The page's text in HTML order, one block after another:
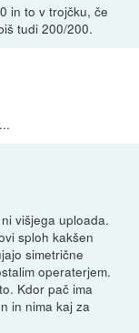
in to v trojčku, če
tudi 200/200.
višjega uploada.
sploh kakšen
simetrične
operaterjem.
Kdor pač ima
in nima kaj za